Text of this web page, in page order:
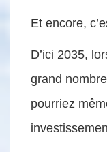
Et encore,
D’ici 2035,
grand
pourriez